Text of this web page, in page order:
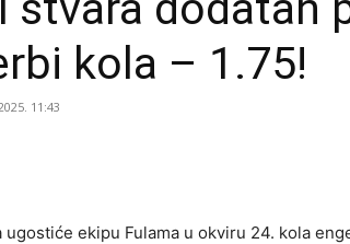
kola – 1.75!
11:43
ugostiće ekipu Fulama u okviru 24. kola